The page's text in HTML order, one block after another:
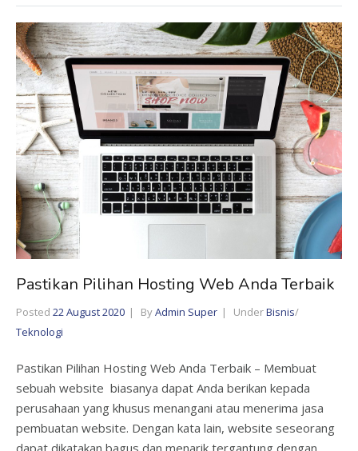
Pastikan Pilihan Hosting Web Anda Terbaik
Posted 22 August 2020 ByAdmin Super UnderBisnis/
Teknologi
Pastikan Pilihan Hosting Web Anda Terbaik – Membuat
sebuah website biasanya dapat Anda berikan kepada
perusahaan yang khusus menangani atau menerima jasa
pembuatan website. Dengan kata lain, website seseorang